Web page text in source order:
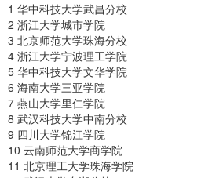
1 华中科技大学武昌分校
2 浙江大学城市学院
3 北京师范大学珠海分校
4 浙江大学宁波理工学院
5 华中科技大学文华学院
6 海南大学三亚学院
7 燕山大学里仁学院
8 武汉科技大学中南分校
9 四川大学锦江学院
10 云南师范大学商学院
11 北京理工大学珠海学院